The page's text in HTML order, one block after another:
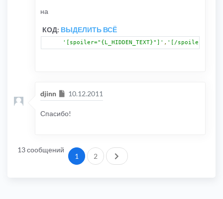
на
КОД: ВЫДЕЛИТЬ ВСЁ
'[spoiler="{L_HIDDEN_TEXT}"]' , '[/spoiler]'
djinn Сообщение
10.12.2011
Спасибо!
13 сообщений
1 2 След.